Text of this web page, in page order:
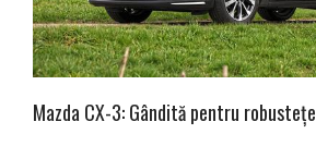
Mazda CX-3: Gândită pentru robustețe